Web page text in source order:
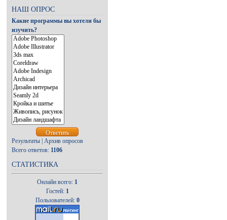
НАШ ОПРОС
Какие программы вы хотели бы
изучить?
Результаты Архив опросов
Всего ответов: 1106
СТАТИСТИКА
Онлайн всего: 1
Гостей: 1
Пользователей: 0